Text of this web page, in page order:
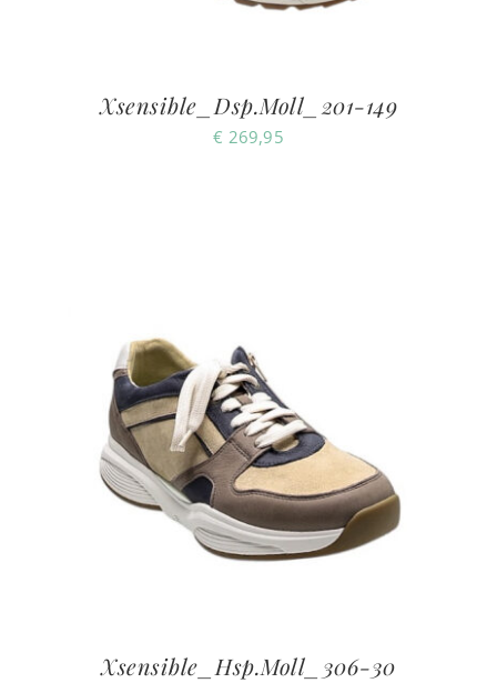
Xsensible_Dsp.Moll_201-149
€ 269,95
Xsensible_Hsp.Moll_306-30